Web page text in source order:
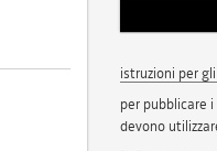
istruzioni per
per pubblicare
devono